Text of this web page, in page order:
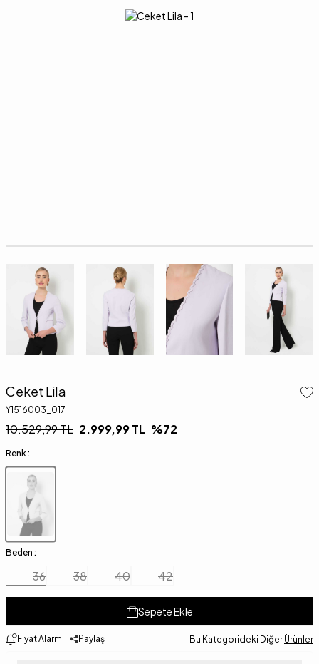
Ceket Lila
Y1516003_017
10.529,99TL 2.999,99TL %72
Renk :
Beden :
36 38 40 42
Sepete Ekle
Fiyat Alarmı Paylaş Bu Kategorideki Diğer Ürünler